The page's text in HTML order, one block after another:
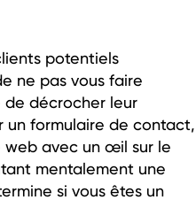
potentiels
ne pas vous faire
de décrocher leur
un formulaire de contact,
web avec un œil sur le
mentalement une
si vous êtes un